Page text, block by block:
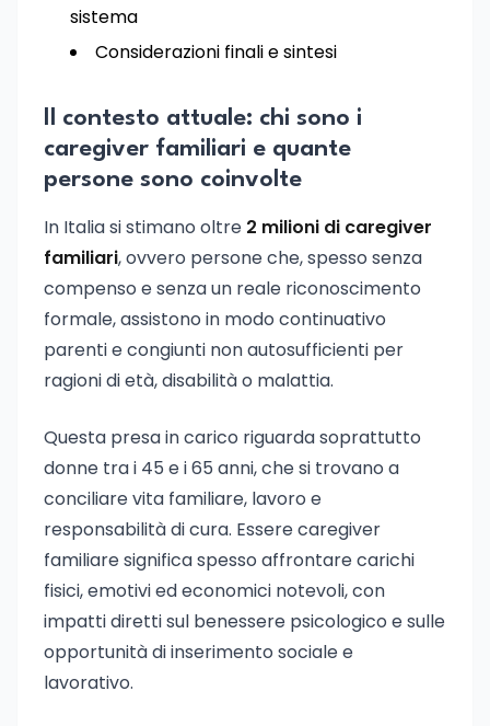
sistema
Considerazioni finali e sintesi
Il contesto attuale: chi sono i
caregiver familiari e quante
persone sono coinvolte
In Italia si stimano oltre 2 milioni di caregiver
familiari, ovvero persone che, spesso senza
compenso e senza un reale riconoscimento
formale, assistono in modo continuativo
parenti e congiunti non autosufficienti per
ragioni di età, disabilità o malattia.
Questa presa in carico riguarda soprattutto
donne tra i 45 e i 65 anni, che si trovano a
conciliare vita familiare, lavoro e
responsabilità di cura. Essere caregiver
familiare significa spesso affrontare carichi
fisici, emotivi ed economici notevoli, con
impatti diretti sul benessere psicologico e sulle
opportunità di inserimento sociale e
lavorativo.